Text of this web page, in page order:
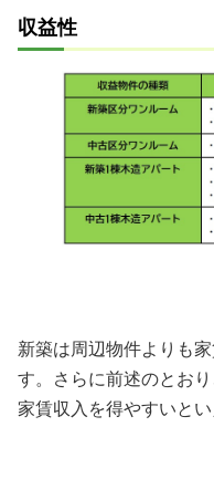
収益性
新築は周辺物件よりも
す。さらに前述のとお
家賃収入を得やすいとい